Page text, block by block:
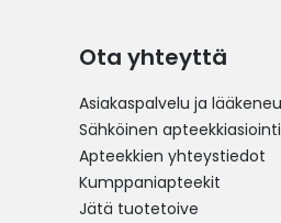
Ota yhteyttä
Asiakaspalvelu ja
Sähköinen apteekkiasiointi
Apteekkien yhteystiedot
Kumppaniapteekit
Jätä tuotetoive